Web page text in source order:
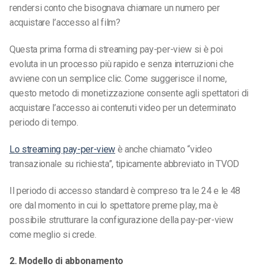
rendersi conto che bisognava chiamare un numero per
acquistare l’accesso al film?
Questa prima forma di streaming pay-per-view si è poi
evoluta in un processo più rapido e senza interruzioni che
avviene con un semplice clic. Come suggerisce il nome,
questo metodo di monetizzazione consente agli spettatori di
acquistare l’accesso ai contenuti video per un determinato
periodo di tempo.
Lo streaming pay-per-view è anche chiamato “video
transazionale su richiesta”, tipicamente abbreviato in TVOD
Il periodo di accesso standard è compreso tra le 24 e le 48
ore dal momento in cui lo spettatore preme play, ma è
possibile strutturare la configurazione della pay-per-view
come meglio si crede.
2. Modello di abbonamento